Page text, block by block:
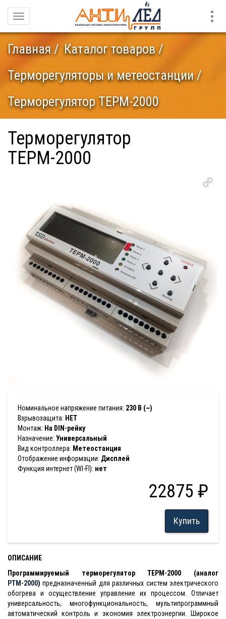
Навигация
Главная
Каталог товаров
Терморегуляторы и метеостанции
Терморегулятор ТЕРМ-2000
Терморегулятор
ТЕРМ-2000
Номинальное напряжение питания: 230 В (~)
Взрывозащита: НЕТ
Монтаж: На DIN-рейку
Назначение: Универсальный
Вид контроллера: Метеостанция
Отображение информации: Дисплей
Функция интернет (WI-FI): нет
22875 ₽
Купить
ОПИСАНИЕ
Программируемый терморегулятор ТЕРМ-2000 (аналог
РТМ-2000) предназначенный для различных систем электрического
обогрева и осуществление управление их процессом. Отличает
универсальность, многофункциональность, мультипрограммный
автоматический контроль и экономия электроэнергии. Широкое